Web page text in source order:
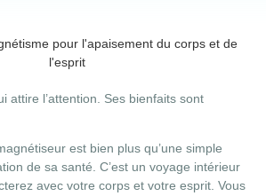
attire l’attention. Ses bienfaits sont
est bien plus qu’une simple
de sa santé. C’est un voyage intérieur
avec votre corps et votre esprit. Vous